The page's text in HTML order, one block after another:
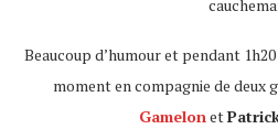
Beaucoup d’humour et pendant
moment en compagnie de deux
Gamelonet